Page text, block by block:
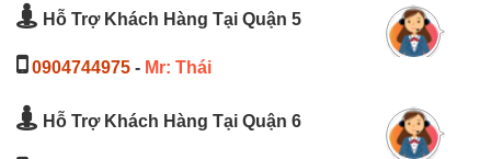
Hỗ Trợ Khách Hàng Tại Quận 5
0904744975 - Mr: Thái
Hỗ Trợ Khách Hàng Tại Quận 6